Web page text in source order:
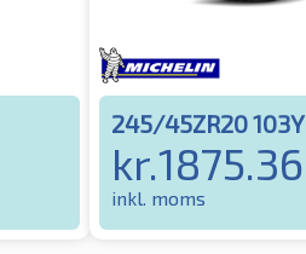
245/45ZR20 103Y
kr.1875.36
inkl. moms